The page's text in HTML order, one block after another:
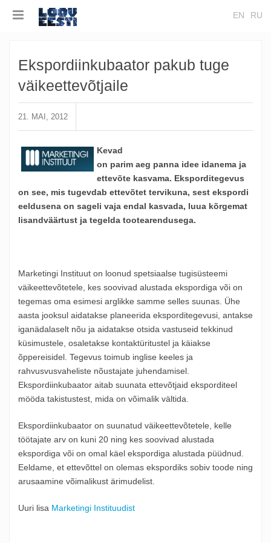
RU
EN
Ekspordiinkubaator pakub tuge
väikeettevõtjaile
21. MAI, 2012
Kevad
on parim aeg panna idee idanema ja
ettevõte kasvama. Eksporditegevus
on see, mis tugevdab ettevõtet tervikuna, sest ekspordi
eeldusena on sageli vaja endal kasvada, luua kõrgemat
lisandväärtust ja tegelda tootearendusega.
Marketingi Instituut on loonud spetsiaalse tugisüsteemi
väikeettevõtetele, kes soovivad alustada ekspordiga või on
tegemas oma esimesi arglikke samme selles suunas. Ühe
aasta jooksul aidatakse planeerida eksporditegevusi, antakse
iganädalaselt nõu ja aidatakse otsida vastuseid tekkinud
küsimustele, osaletakse kontaktüritustel ja käiakse
õppereisidel. Tegevus toimub inglise keeles ja
rahvusvusvaheliste nõustajate juhendamisel.
Ekspordiinkubaator aitab suunata ettevõtjaid eksporditeel
mööda takistustest, mida on võimalik vältida.
Ekspordiinkubaator on suunatud väikeettevõtetele, kelle
töötajate arv on kuni 20 ning kes soovivad alustada
ekspordiga või on omal käel ekspordiga alustada püüdnud.
Eeldame, et ettevõttel on olemas ekspordiks sobiv toode ning
arusaamine võimalikust ärimudelist.
Uuri lisa Marketingi Instituudist